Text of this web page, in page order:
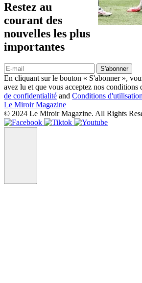
Restez au
courant des
nouvelles les plus
importantes
S'abonner
En cliquant sur le bouton « S'abonner »,
avez lu et que vous acceptez nos conditions
de confidentialité and Conditions d'utilisation
Le Miroir Magazine
© 2024 Le Miroir Magazine. All Rights